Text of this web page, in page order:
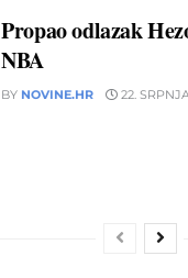
Propao odlazak
NBA
BY NOVINE.HR 22.